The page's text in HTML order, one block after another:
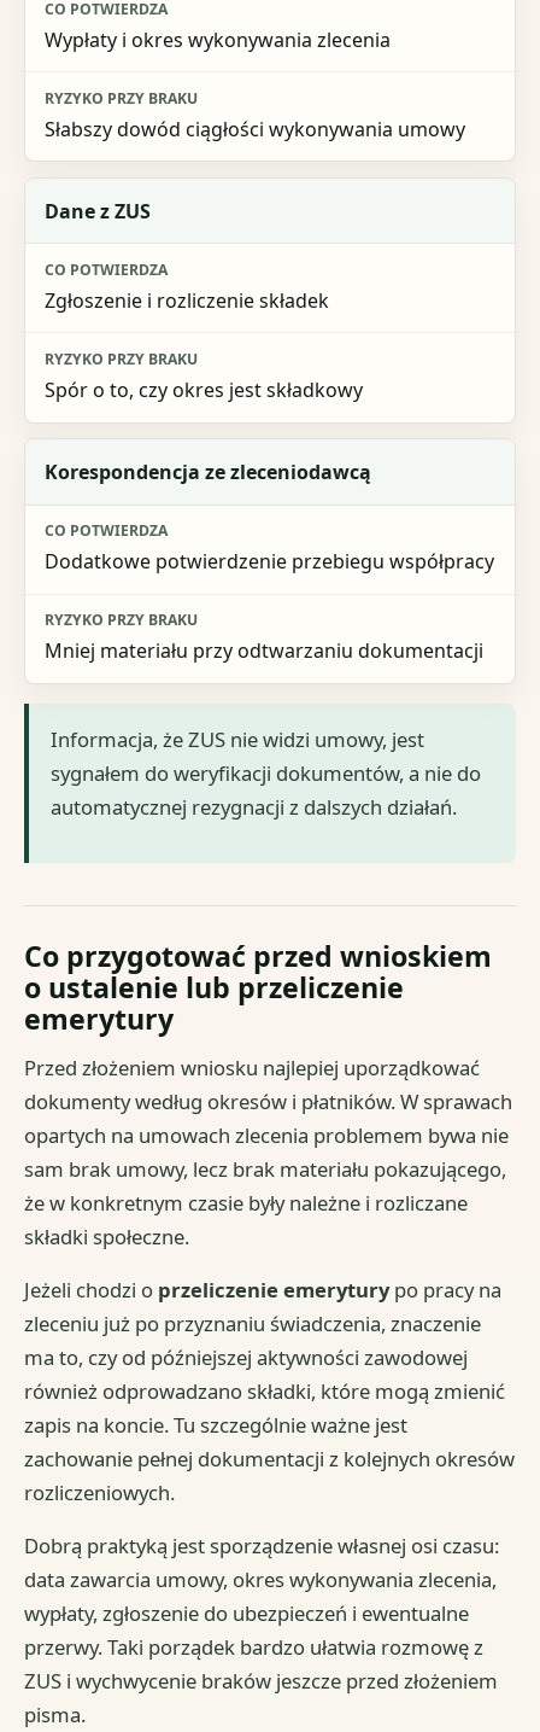
Wypłaty i okres wykonywania zlecenia
Słabszy dowód ciągłości wykonywania umowy
Dane z ZUS
Zgłoszenie i rozliczenie składek
Spór o to, czy okres jest składkowy
Korespondencja ze zleceniodawcą
Dodatkowe potwierdzenie przebiegu współpracy
Mniej materiału przy odtwarzaniu dokumentacji
Informacja, że ZUS nie widzi umowy, jest
sygnałem do weryfikacji dokumentów, a nie do
automatycznej rezygnacji z dalszych działań.
Co przygotować przed wnioskiem
o ustalenie lub przeliczenie
emerytury
Przed złożeniem wniosku najlepiej uporządkować
dokumenty według okresów i płatników. W sprawach
opartych na umowach zlecenia problemem bywa nie
sam brak umowy, lecz brak materiału pokazującego,
że w konkretnym czasie były należne i rozliczane
składki społeczne.
Jeżeli chodzi o przeliczenie emeryturypo pracy na
zleceniu już po przyznaniu świadczenia, znaczenie
ma to, czy od późniejszej aktywności zawodowej
również odprowadzano składki, które mogą zmienić
zapis na koncie. Tu szczególnie ważne jest
zachowanie pełnej dokumentacji z kolejnych okresów
rozliczeniowych.
Dobrą praktyką jest sporządzenie własnej osi czasu:
data zawarcia umowy, okres wykonywania zlecenia,
wypłaty, zgłoszenie do ubezpieczeń i ewentualne
przerwy. Taki porządek bardzo ułatwia rozmowę z
ZUS i wychwycenie braków jeszcze przed złożeniem
pisma.